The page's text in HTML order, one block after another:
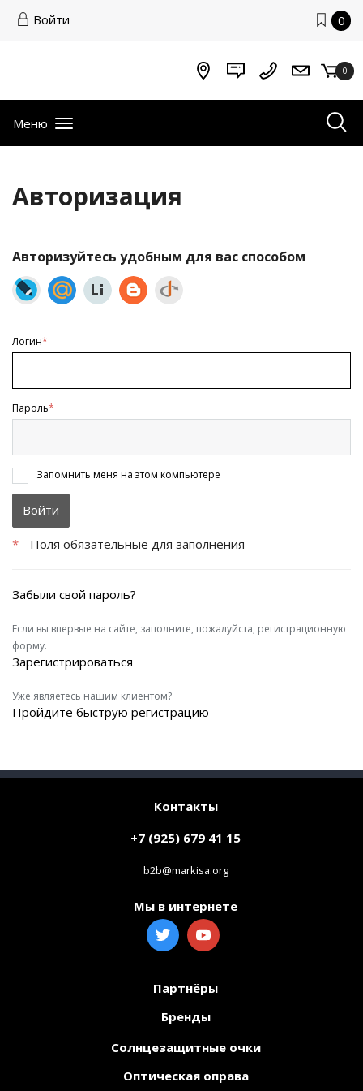
Войти 0
0
Меню
Авторизация
Авторизуйтесь удобным для вас способом
Логин*
Пароль*
Запомнить меня на этом компьютере
* - Поля обязательные для заполнения
Забыли свой пароль?
Если вы впервые на сайте, заполните, пожалуйста, регистрационную
форму.
Зарегистрироваться
Уже являетесь нашим клиентом?
Пройдите быструю регистрацию
Контакты
+7 (925) 679 41 15
b2b@markisa.org
Мы в интернете
Партнёры
Бренды
Солнцезащитные очки
Оптическая оправа